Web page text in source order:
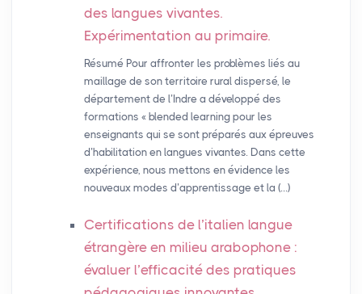
des langues vivantes.
Expérimentation au primaire.
Résumé Pour affronter les problèmes liés au
maillage de son territoire rural dispersé, le
département de l’Indre a développé des
formations « blended learning pour les
enseignants qui se sont préparés aux épreuves
d’habilitation en langues vivantes. Dans cette
expérience, nous mettons en évidence les
nouveaux modes d’apprentissage et la (…)
Certifications de l’italien langue
étrangère en milieu arabophone :
évaluer l’efficacité des pratiques